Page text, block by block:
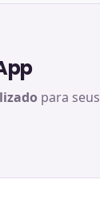
para seus